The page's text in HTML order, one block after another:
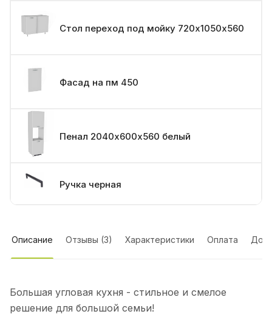
Стол переход под мойку 720х1050х560
Фасад на пм 450
Пенал 2040х600х560 белый
Ручка черная
Описание Отзывы (3) Характеристики Оплата
Большая угловая кухня - стильное и смелое
решение для большой семьи!